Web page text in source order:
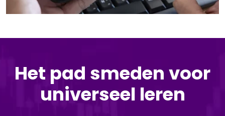
Het pad smeden voor
universeel leren